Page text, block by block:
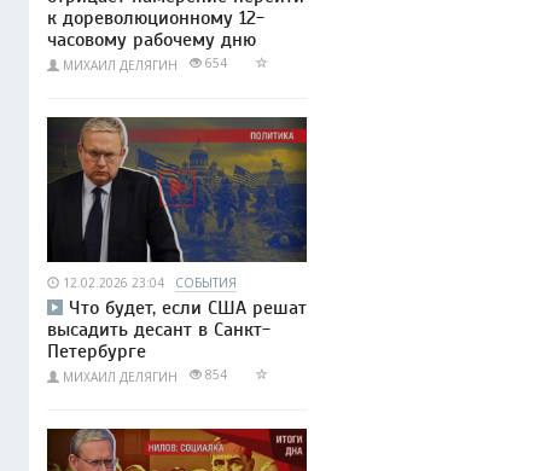
к дореволюционному 12-
часовому рабочему дню
МИХАИЛ ДЕЛЯГИН 654
12.02.2026 23:04 СОБЫТИЯ
Что будет, если США решат
высадить десант в Санкт-
Петербурге
МИХАИЛ ДЕЛЯГИН 854